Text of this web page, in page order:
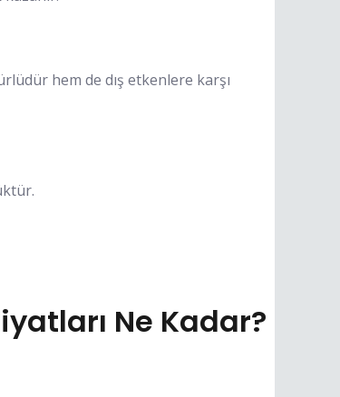
hem de dış etkenlere karşı
Ne Kadar?